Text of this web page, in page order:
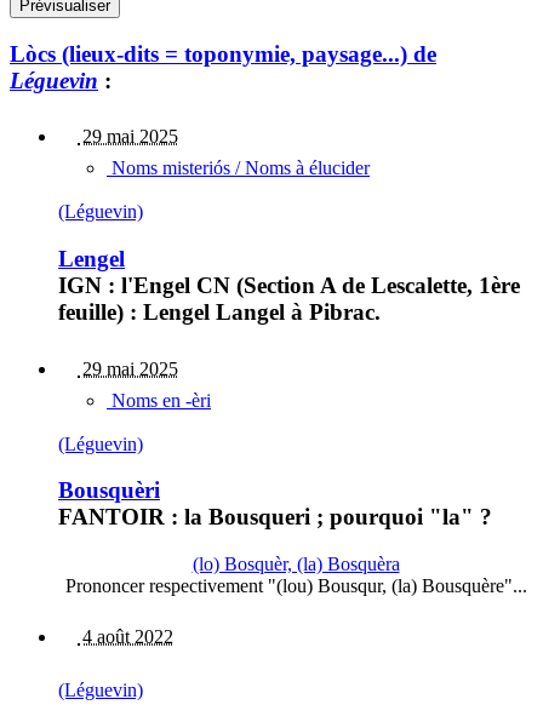
Lòcs (lieux-dits = toponymie, paysage...) de
Léguevin :
29 mai 2025
Noms misteriós / Noms à élucider
(Léguevin)
Lengel
IGN : l'Engel CN (Section A de Lescalette, 1ère
feuille) : Lengel Langel à Pibrac.
29 mai 2025
Noms en -èri
(Léguevin)
Bousquèri
FANTOIR : la Bousqueri ; pourquoi "la" ?
(lo) Bosquèr, (la) Bosquèra
Prononcer respectivement "(lou) Bousqur, (la) Bousquère"...
4 août 2022
(Léguevin)